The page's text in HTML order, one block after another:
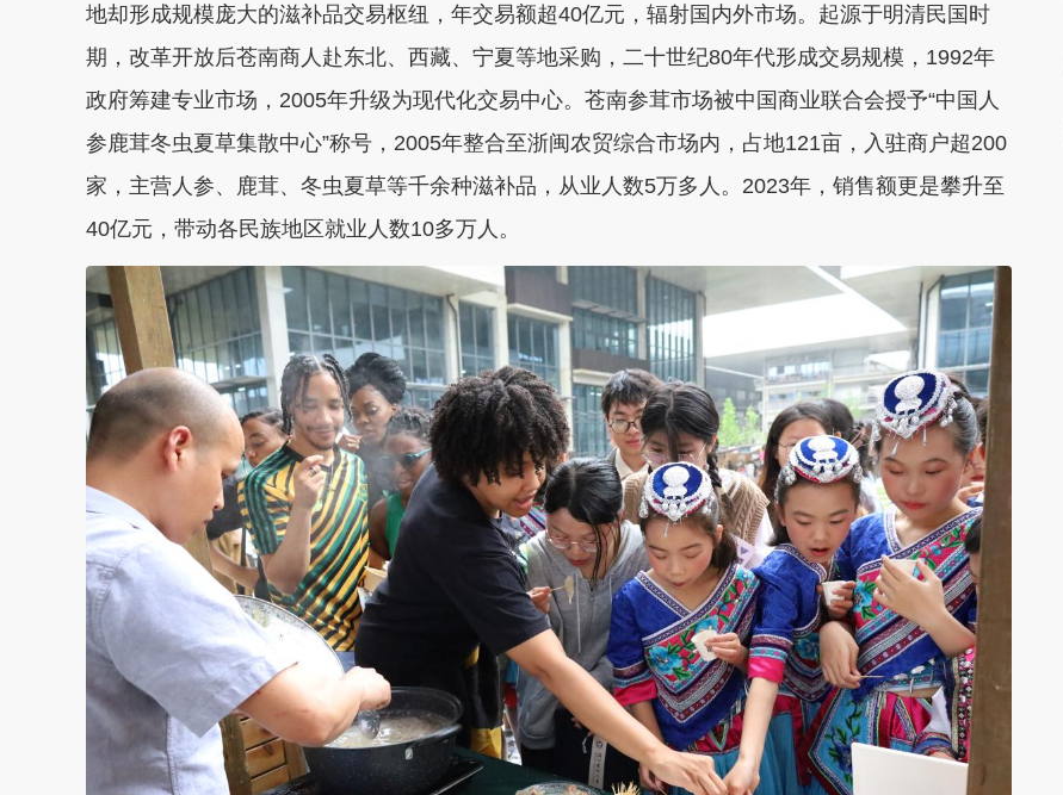
地却形成规模庞大的滋补品交易枢纽，年交易额超40亿元，辐射国内外市场。起源于明清民国时
期，改革开放后苍南商人赴东北、西藏、宁夏等地采购，二十世纪80年代形成交易规模，1992年
政府筹建专业市场，2005年升级为现代化交易中心。‌‌苍南参茸市场被中国商业联合会授予“中国人
参鹿茸冬虫夏草集散中心”称号，2005年整合至浙闽农贸综合市场内，占地121亩，入驻商户超200
家，主营人参、鹿茸、冬虫夏草等千余种滋补品，从业人数5万多人。2023年，销售额更是攀升至
40亿元，带动各民族地区就业人数10多万人。